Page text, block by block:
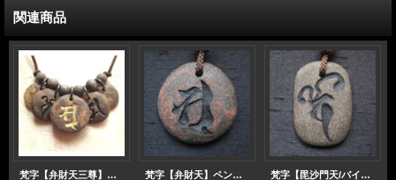
関連商品
梵字【弁財天三尊】ペンダントネックレス
梵字【弁財天】ペンダントネックレス
梵字【毘沙門天/バイ】ペンダントネックレス